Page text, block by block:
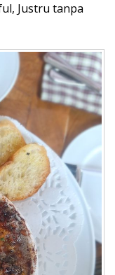
Justru tanpa